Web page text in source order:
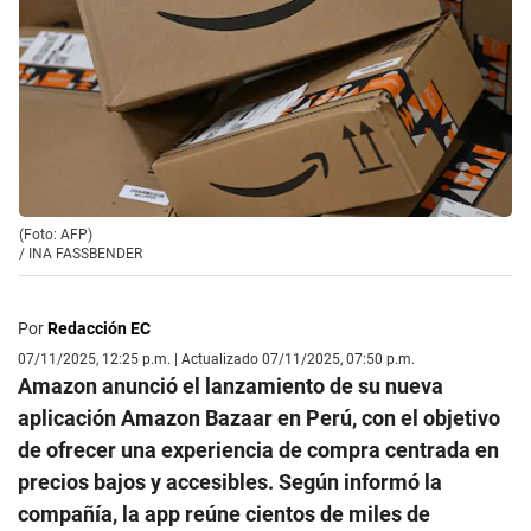
(Foto: AFP)
/ INA FASSBENDER
PorRedacción EC
07/11/2025, 12:25 p.m. | Actualizado 07/11/2025, 07:50 p.m.
Amazon anunció el lanzamiento de su nueva
aplicación Amazon Bazaar en Perú, con el objetivo
de ofrecer una experiencia de compra centrada en
precios bajos y accesibles. Según informó la
compañía, la app reúne cientos de miles de